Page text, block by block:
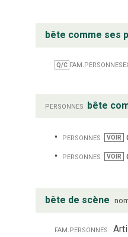
bête comme ses
Q/C fam.personnes
personnes bête
personnes VOIR
personnes
VOIR
bête de scène
fam.personnes